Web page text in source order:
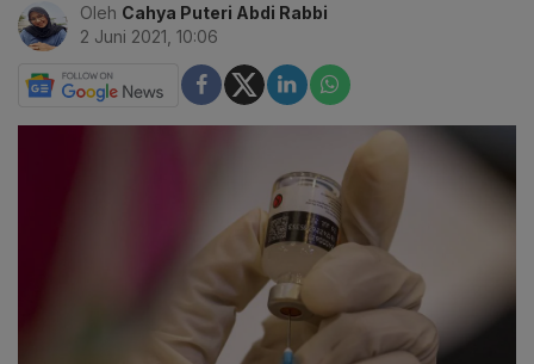
Oleh Cahya Puteri Abdi Rabbi
2 Juni 2021, 10:06